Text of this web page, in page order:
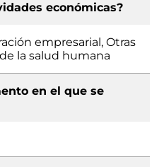
económicas?
empresarial, Otras
la salud humana
en el que se